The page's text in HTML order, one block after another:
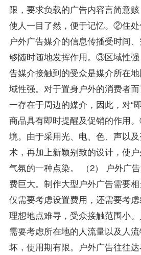
限，要求负载的广告内容言简意
使人一目了然，便于记忆。②住处
户外广告媒介的信息传播受时间
够随时随地发挥作用。③区域性
告媒介接触到的受众是媒介所在
域性强。对于置身户外的消费者
一存在于周边的媒介，因此，对“
商品具有即时提醒及促销的作用
境。由于采用光、电、色、声以
术，再加上新颖别致的设计，使
气氛的一种点染。 （2） 户外广
费巨大。制作大型户外广告需要
仅需要考虑设置费用，还需要考
理想地点难寻，受众接触范围小
需要考虑所在地的人流量以及人
坏，使用期有限。户外广告往往